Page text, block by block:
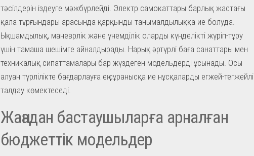
тәсілдерін іздеуге мәжбүрлейді. Электр самокаттары барлық жастағы
қала тұрғындары арасында қарқынды танымалдылыққа ие болуда.
Ықшамдылық, маневрлік және үнемділік оларды күнделікті жүріп-тұру
үшін тамаша шешімге айналдырады. Нарық әртүрлі баға санаттары мен
техникалық сипаттамалары бар жүздеген модельдерді ұсынады. Осы
алуан түрлілікте бағдарлауға ең сұранысқа ие нұсқаларды егжей-тегжейлі
талдау көмектеседі.
Жаңадан бастаушыларға арналған
бюджеттік модельдер